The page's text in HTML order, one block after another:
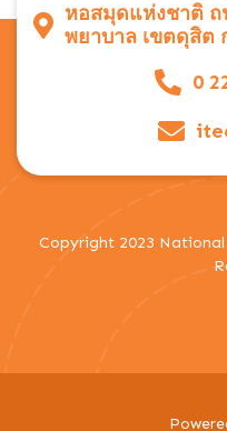
หอสมุดแห่งชาติ ถ
พยาบาล เขตดุสิต
0
Copyright 2023